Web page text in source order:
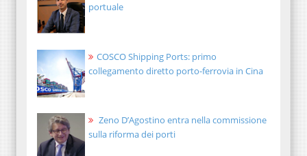
portuale
COSCO Shipping Ports: primo
collegamento diretto porto-ferrovia in Cina
Zeno D’Agostino entra nella commissione
sulla riforma dei porti